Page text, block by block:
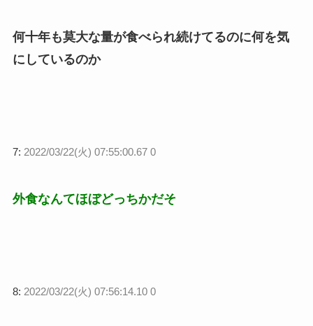
何十年も莫大な量が食べられ続けてるのに何を気
にしているのか
7: 2022/03/22(火) 07:55:00.67 0
外食なんてほぼどっちかだそ
8: 2022/03/22(火) 07:56:14.10 0